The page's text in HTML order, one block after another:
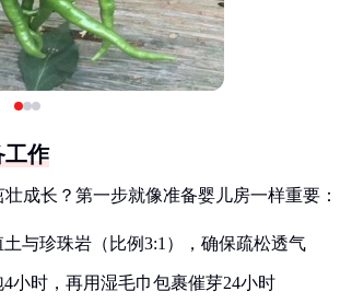
工作
成长？第一步就像准备婴儿房一样重要：
与珍珠岩（比例3:1），确保疏松透气
4小时，再用湿毛巾包裹催芽24小时